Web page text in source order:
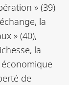
» (39)
la
» (40),
la
économique
de